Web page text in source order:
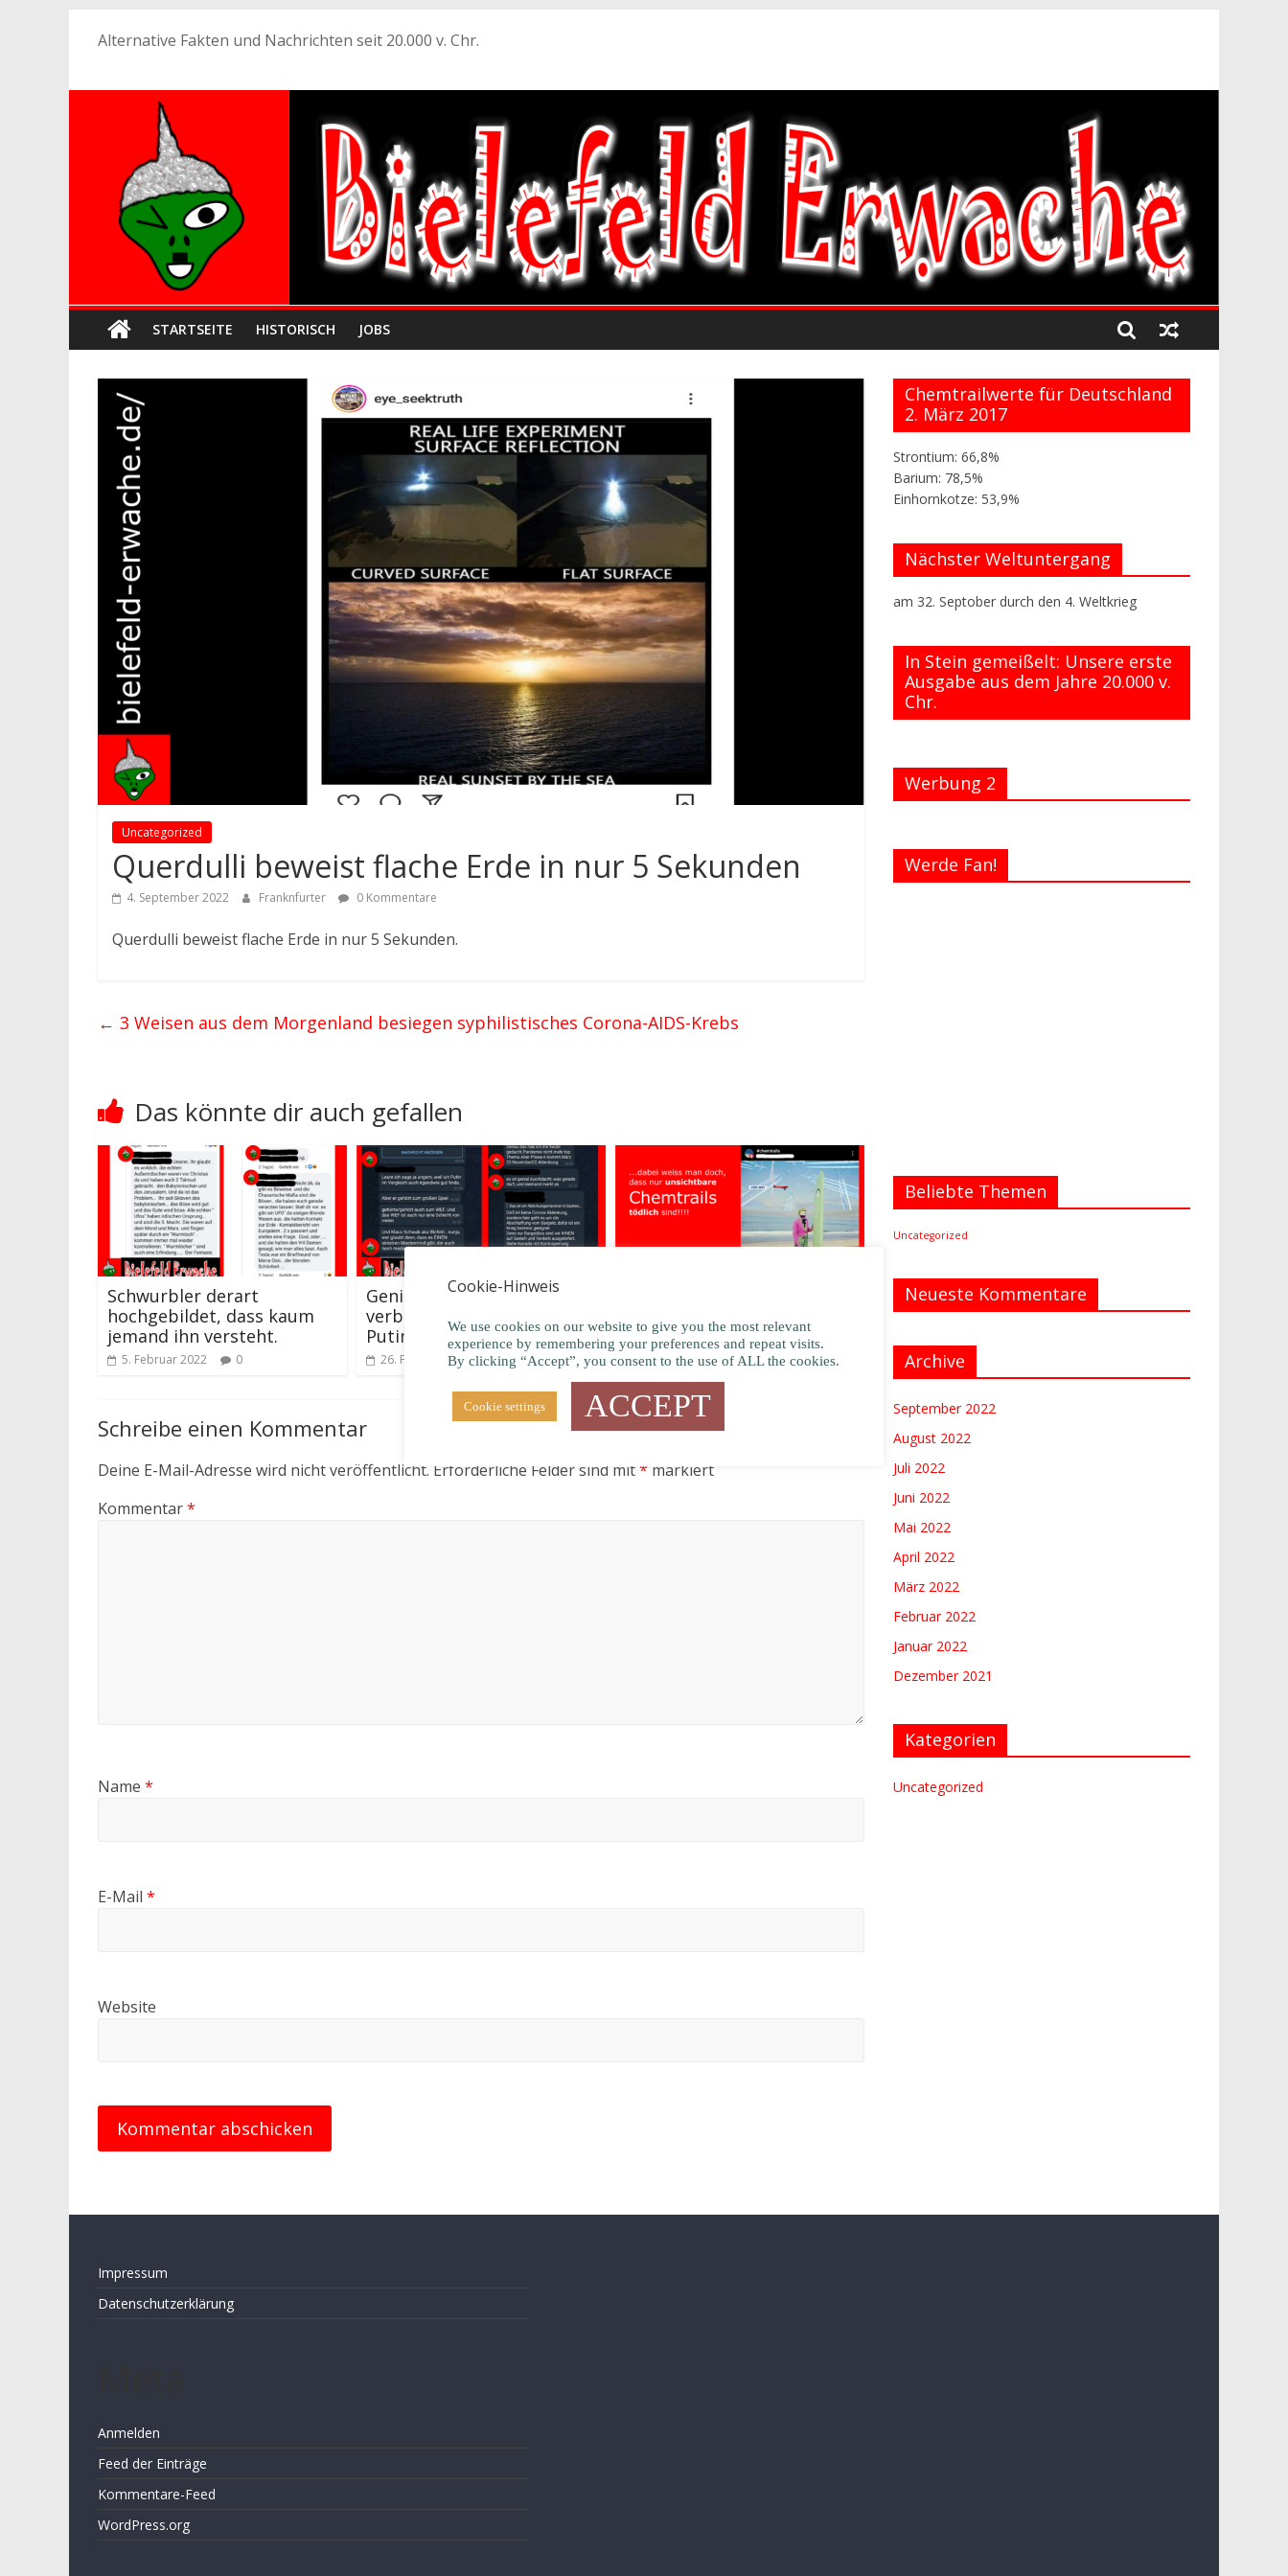
InhaltAlternative Fakten und Nachrichten seit 20.000 v. Chr.
STARTSEITE HISTORISCH JOBS
Uncategorized
Querdulli beweist flache Erde in nur 5 Sekunden
4. September 2022 Franknfurter 0 Kommentare
Querdulli beweist flache Erde in nur 5 Sekunden.
← 3 Weisen aus dem Morgenland besiegen syphilistisches Corona-AIDS-Krebs
Das könnte dir auch gefallen
Schwurbler derart
hochgebildet, dass kaum
jemand ihn versteht.
5. Februar 2022 0
Geniale Querdullis
verbinden Corona mit
Putins Krieg in der Ukraine!
26. Februar 2022 0
(Surf-) Brett vorm Kopf!
26. März 2022 0
Schreibe einen Kommentar
Deine E-Mail-Adresse wird nicht veröffentlicht. Erforderliche Felder sind mit* markiert
Kommentar*
Name *
E-Mail *
Website
Chemtrailwerte für Deutschland
2. März 2017
Strontium: 66,8%
Barium: 78,5%
Einhornkotze: 53,9%
Nächster Weltuntergang
am 32. Septober durch den 4. Weltkrieg
In Stein gemeißelt: Unsere erste
Ausgabe aus dem Jahre 20.000 v.
Chr.
Werbung 2
Werde Fan!
Beliebte Themen
Uncategorized
Neueste Kommentare
Archive
September 2022
August 2022
Juli 2022
Juni 2022
Mai 2022
April 2022
März 2022
Februar 2022
Januar 2022
Dezember 2021
Kategorien
Uncategorized
Impressum
Datenschutzerklärung
Anmelden
Feed der Einträge
Kommentare-Feed
WordPress.org
Cookie-Hinweis
We use cookies on our website to give you the most relevant
experience by remembering your preferences and repeat visits.
By clicking “Accept”, you consent to the use of ALL the cookies.
Cookie settings ACCEPT